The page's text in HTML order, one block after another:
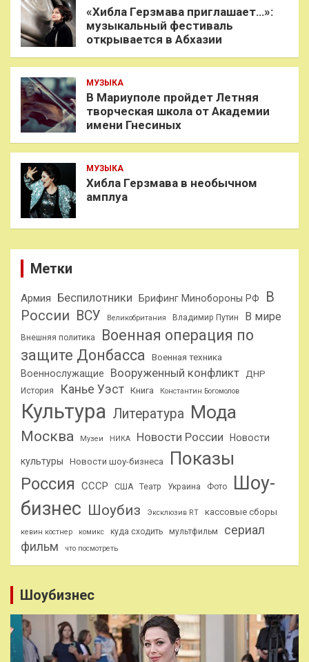
«Хибла Герзмава приглашает…»:
музыкальный фестиваль
открывается в Абхазии
МУЗЫКА
В Мариуполе пройдет Летняя
творческая школа от Академии
имени Гнесиных
МУЗЫКА
Хибла Герзмава в необычном
амплуа
Метки
Армия Беспилотники Брифинг Минобороны РФ
В
России ВСУ Великобритания Владимир Путин В мире
Внешняя политика
Военная операция по
защите Донбасса
Военная техника
Военнослужащие Вооруженный конфликт ДНР
История Канье Уэст Книга Константин Богомолов
Культура Литература Мода
Москва Музеи НИКА Новости России Новости
культуры Новости шоу-бизнеса Показы
Россия СССР США Театр Украина Фото
Шоу-
бизнес Шоубиз Эксклюзив RT кассовые сборы
кевин костнер комикс куда сходить мультфильм
сериал
фильм
что посмотреть
Шоубизнес